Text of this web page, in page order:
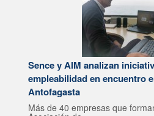
Sence y AIM analizan
empleabilidad en encuentro
Antofagasta
Más de 40 empresas que